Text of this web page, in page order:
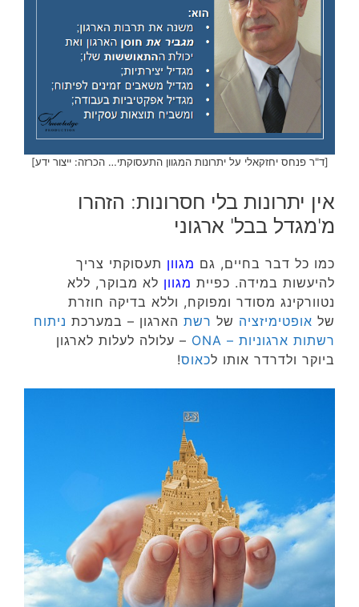
[ד"ר פנחס יחזקאלי על יתרונות המגוון התעסוקתי… הכרזה: ייצור ידע]
אין יתרונות בלי חסרונות: הזהרו
מ'מגדל בבל' ארגוני
כמו כל דבר בחיים, גם מגוון תעסוקתי צריך
להיעשות במידה. כפיית מגוון לא מבוקר, ללא
נטוורקינג מסודר ומפוקח, וללא בדיקה חוזרת
של אופטימיזציה של רשת הארגון – במערכת ניתוח
רשתות ארגוניות – ONA
– עלולה לעלות לארגון
ביוקר ולדרדר אותו לכאוס!